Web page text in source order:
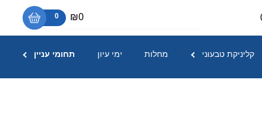
₪0
0
אין מוצרים בסל הקניות. קליניקת טבעוני מחלות ימי עיון תחומי עניין